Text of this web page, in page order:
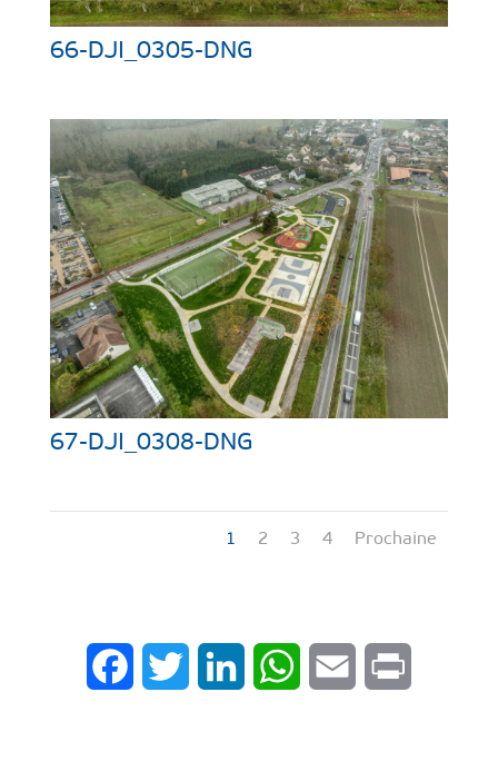
66-DJI_0305-DNG
67-DJI_0308-DNG
1 2 3 4 Prochaine
FacebookTwitter LinkedIn WhatsAppEmail